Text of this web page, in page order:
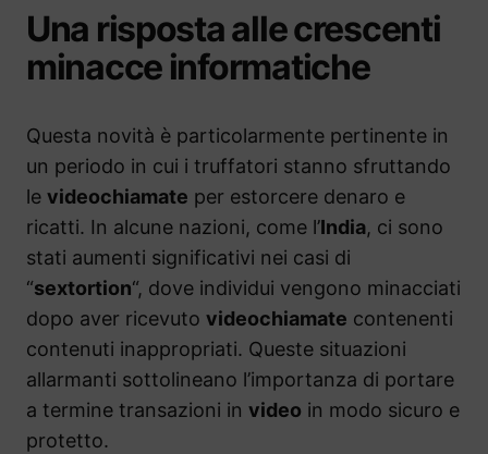
Una risposta alle crescenti
minacce informatiche
Questa novità è particolarmente pertinente in
un periodo in cui i truffatori stanno sfruttando
le videochiamate per estorcere denaro e
ricatti. In alcune nazioni, come l’India, ci sono
stati aumenti significativi nei casi di
“sextortion“, dove individui vengono minacciati
dopo aver ricevuto videochiamate contenenti
contenuti inappropriati. Queste situazioni
allarmanti sottolineano l’importanza di portare
a termine transazioni in video in modo sicuro e
protetto.